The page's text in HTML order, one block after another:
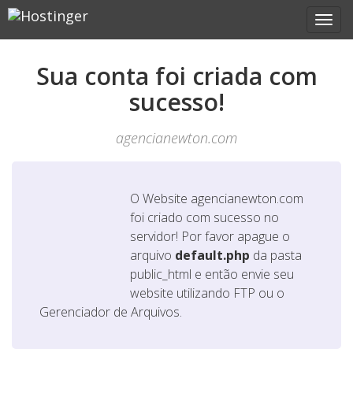
Sua conta foi criada com
sucesso!
agencianewton.com
O Website agencianewton.com
foi criado com sucesso no
servidor! Por favor apague o
arquivo default.php da pasta
public_html e então envie seu
website utilizando FTP ou o
Gerenciador de Arquivos.